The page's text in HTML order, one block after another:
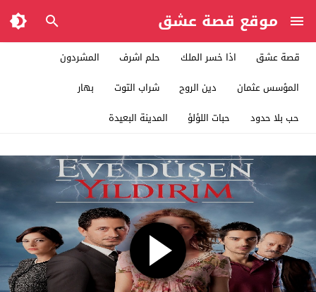
موقع قصة عشق
قصة عشق اذا خسر الملك حلم اشرف
المشردون
المؤسس عثمان
دين الروح شراب التوت
بهار
حب بلا حدود
حبات اللؤلؤ المدينة البعيدة